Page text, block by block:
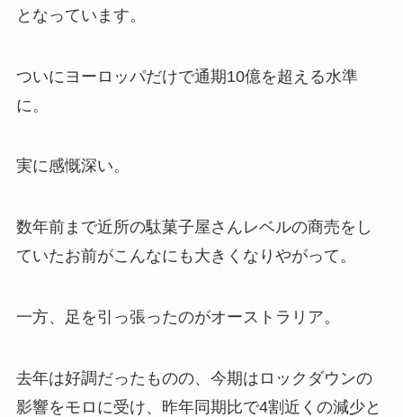
となっています。
ついにヨーロッパだけで通期10億を超える水準
に。
実に感慨深い。
数年前まで近所の駄菓子屋さんレベルの商売をし
ていたお前がこんなにも大きくなりやがって。
一方、足を引っ張ったのがオーストラリア。
去年は好調だったものの、今期はロックダウンの
影響をモロに受け、昨年同期比で4割近くの減少と